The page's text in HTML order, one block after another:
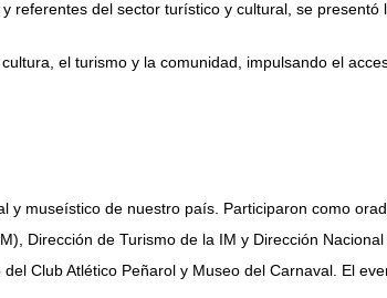
referentes del sector turístico y cultural, se presentó
el turismo y la comunidad, impulsando el
museístico de nuestro país. Participaron como
Dirección de Turismo de la IM y Dirección
Club Atlético Peñarol y Museo del Carnaval. El